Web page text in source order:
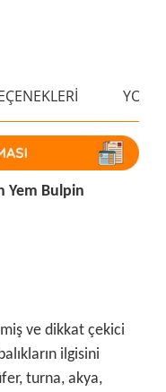
Yem Bulpin
ve dikkat çekici
ilgisini
turna, akya,